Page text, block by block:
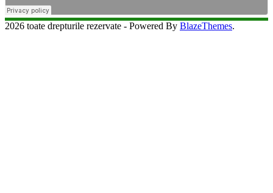
2026 toate drepturile rezervate - Powered By BlazeThemes.